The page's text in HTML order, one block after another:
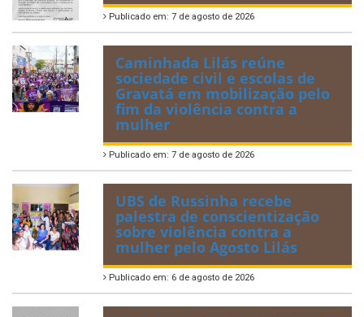
Publicado em: 7 de agosto de 2026
Caminhada Lilás reúne
sociedade civil e escolas de
Gravatá em mobilização pelo
fim da violência contra a
mulher
Publicado em: 7 de agosto de 2026
UBS de Russinha recebe
palestra de conscientização
sobre violência contra a
mulher pelo Agosto Lilás
Publicado em: 6 de agosto de 2026